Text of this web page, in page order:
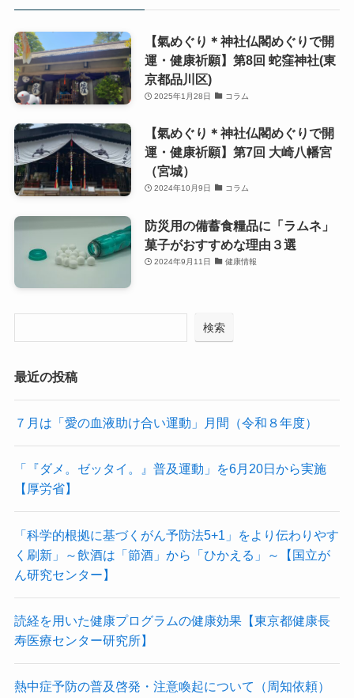
【氣めぐり＊神社仏閣めぐりで開
運・健康祈願】第8回 蛇窪神社(東
京都品川区)
2025年1月28日 コラム
【氣めぐり＊神社仏閣めぐりで開
運・健康祈願】第7回 大崎八幡宮
（宮城）
2024年10月9日 コラム
防災用の備蓄食糧品に「ラムネ」
菓子がおすすめな理由３選
2024年9月11日 健康情報
検索
最近の投稿
７月は「愛の血液助け合い運動」月間（令和８年度）
「『ダメ。ゼッタイ。』普及運動」を6月20日から実施
【厚労省】
「科学的根拠に基づくがん予防法5+1」をより伝わりやす
く刷新」～飲酒は「節酒」から「ひかえる」～【国立が
ん研究センター】
読経を用いた健康プログラムの健康効果【東京都健康長
寿医療センター研究所】
熱中症予防の普及啓発・注意喚起について（周知依頼）